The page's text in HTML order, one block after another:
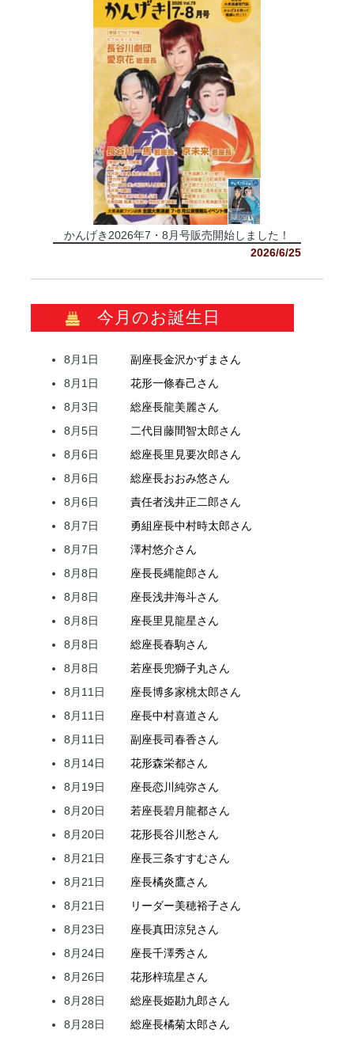
かんげき2026年7・8月号販売開始しました！
2026/6/25
今月のお誕生日
8月1日 副座長金沢かずま さん
8月1日
花形一條春己さん
8月3日
総座長龍美麗さん
8月5日
二代目藤間智太郎さん
8月6日
総座長里見要次郎さん
8月6日
総座長おおみ悠さん
8月6日
責任者浅井正二郎さん
8月7日
勇組座長中村時太郎さん
8月7日
澤村悠介さん
8月8日
座長長縄龍郎さん
8月8日
座長浅井海斗さん
8月8日
座長里見龍星さん
8月8日
総座長春駒さん
8月8日
若座長兜獅子丸さん
8月11日
座長博多家桃太郎さん
8月11日
座長中村喜道さん
8月11日
副座長司春香さん
8月14日
花形森栄都さん
8月19日
座長恋川純弥さん
8月20日
若座長碧月龍都さん
8月20日
花形長谷川愁さん
8月21日
座長三条すすむさん
8月21日
座長橘炎鷹さん
8月21日
リーダー美穂裕子さん
8月23日
座長真田涼兒さん
8月24日
座長千澤秀さん
8月26日
花形梓琉星さん
8月28日
総座長姫勘九郎さん
8月28日
総座長橘菊太郎さん